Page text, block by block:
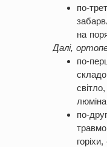
по-
на
Далі,
по-
по-